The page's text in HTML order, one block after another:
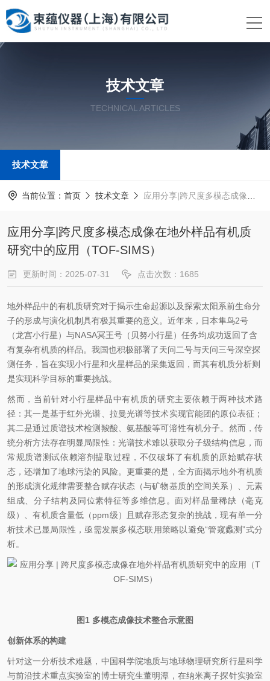
技术文章
TECHNICAL ARTICLES
技术文章
当前位置： 首页 技术文章 应用分享|跨尺度多模态成像在地外样品有机质研究中的应用（TOF-SIMS）
应用分享|跨尺度多模态成像在地外样品有机质
研究中的应用（TOF-SIMS）
更新时间：2025-07-31 点击次数：1685
地外样品中的有机质研究对于揭示生命起源以及探索太阳系前生命分
子的形成与演化机制具有极其重要的意义。近年来，日本隼鸟2号
（龙宫小行星）与NASA冥王号（贝努小行星）任务均成功返回了含
有复杂有机质的样品。我国也积极部署了天问二号与天问三号深空探
测任务，旨在实现小行星和火星样品的采集返回，而其有机质分析则
是实现科学目标的重要挑战。
然而，当前针对小行星样品中有机质的研究主要依赖于两种技术路
径：其一是基于红外光谱、拉曼光谱等技术实现官能团的原位表征；
其二是通过质谱技术检测羧酸、氨基酸等可溶性有机分子。然而，传
统分析方法存在明显局限性：光谱技术难以获取分子级结构信息，而
常规质谱测试依赖溶剂提取过程，不仅破坏了有机质的原始赋存状
态，还增加了地球污染的风险。更重要的是，全方面揭示地外有机质
的形成演化规律需要整合赋存状态（与矿物基质的空间关系）、元素
组成、分子结构及同位素特征等多维信息。面对样品量稀缺（毫克
级）、有机质含量低（ppm级）且赋存形态复杂的挑战，现有单一分
析技术已显局限性，亟需发展多模态联用策略以避免“管窥蠡测”式分
析。
图1 多模态成像技术整合示意图
创新体系的构建
针对这一分析技术难题，中国科学院地质与地球物理研究所行星科学
与前沿技术重点实验室的博士研究生董明潭，在纳米离子探针实验室